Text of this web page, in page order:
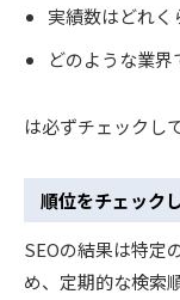
実績数はどれく
どのような業
は必ずチェックし
順位をチェック
SEOの結果は特定
め、定期的な検索